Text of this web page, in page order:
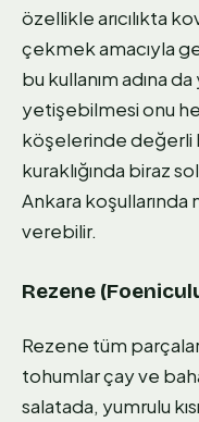
özellikle arıcılıkta
çekmek amacıyla
bu kullanım adına da
yetişebilmesi onu
köşelerinde değerli
kuraklığında biraz
Ankara koşullarında
verebilir.
Rezene
Rezene tüm
tohumlar çay ve
salatada, yumrulu